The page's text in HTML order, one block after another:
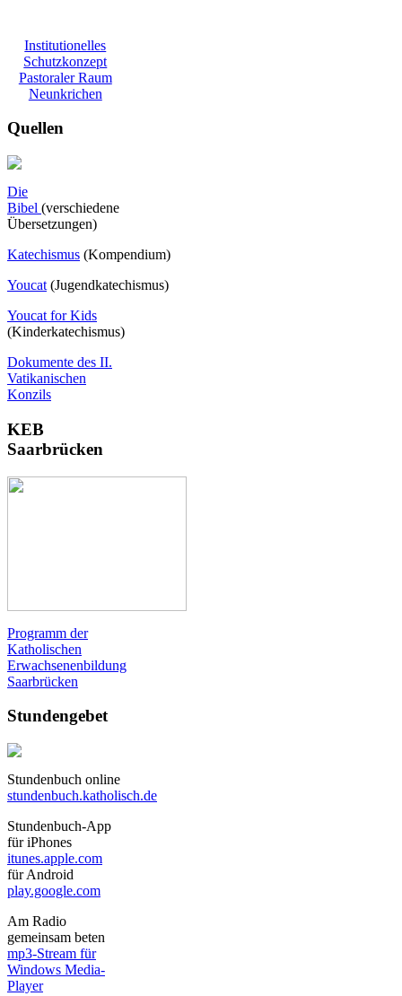
Institutionelles
Schutzkonzept
Pastoraler Raum
Neunkrichen
Quellen
Die
Bibel (verschiedene
Übersetzungen)
Katechismus (Kompendium)
Youcat (Jugendkatechismus)
Youcat for Kids
(Kinderkatechismus)
Dokumente des II.
Vatikanischen
Konzils
KEB
Saarbrücken
Programm der
Katholischen
Erwachsenenbildung
Saarbrücken
Stundengebet
Stundenbuch online
stundenbuch.katholisch.de
Stundenbuch-App
für iPhones
itunes.apple.com
für Android
play.google.com
Am Radio
gemeinsam beten
mp3-Stream für
Windows Media-
Player